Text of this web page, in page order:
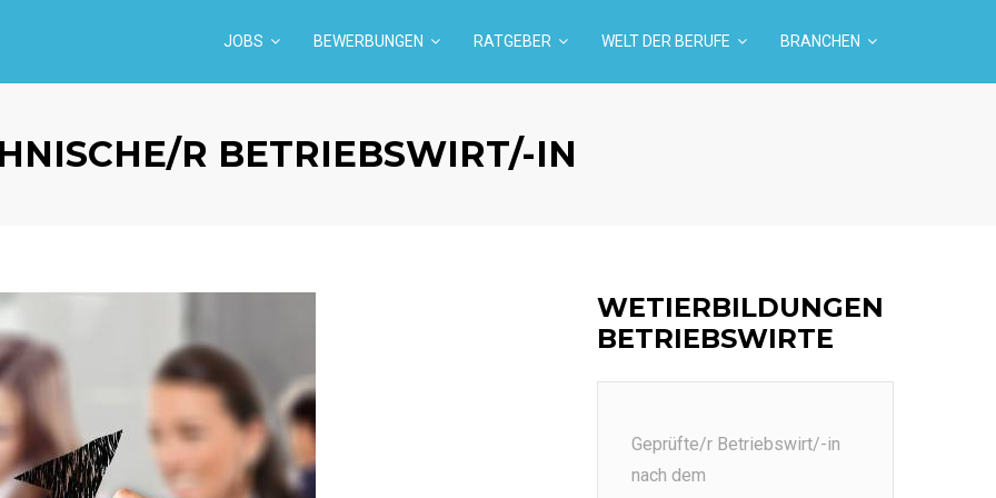
JOBS BEWERBUNGEN RATGEBER WELT DER BERUFE BRANCHEN
R BETRIEBSWIRT/-IN
WETIERBILDUNGEN
BETRIEBSWIRTE
Geprüfte/r Betriebswirt/-in
nach dem